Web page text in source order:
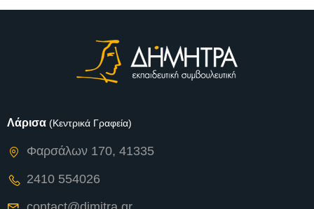
Λάρισα (Κεντρικά Γραφεία)
Φαρσάλων 170, 41335
2410 554026